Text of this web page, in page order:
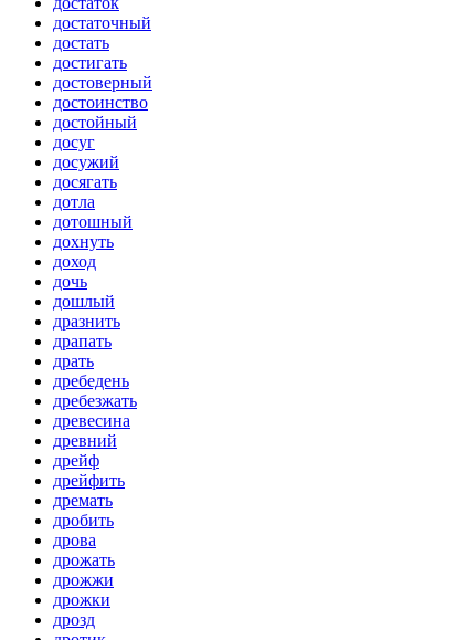
достаточный
достать
достигать
достоверный
достоинство
достойный
досуг
досужий
досягать
дотла
дотошный
дохнуть
доход
дочь
дошлый
дразнить
драпать
драть
дребедень
дребезжать
древесина
древний
дрейф
дрейфить
дремать
дробить
дрова
дрожать
дрожжи
дрожки
дрозд